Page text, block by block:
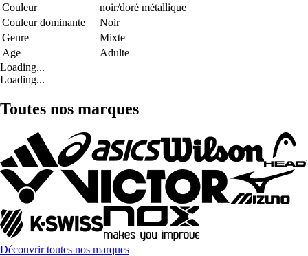
Couleur
noir/doré métallique
Couleur dominante
Noir
Genre
Mixte
Age
Adulte
Loading...
Loading...
Toutes nos marques
Découvrir toutes nos marques